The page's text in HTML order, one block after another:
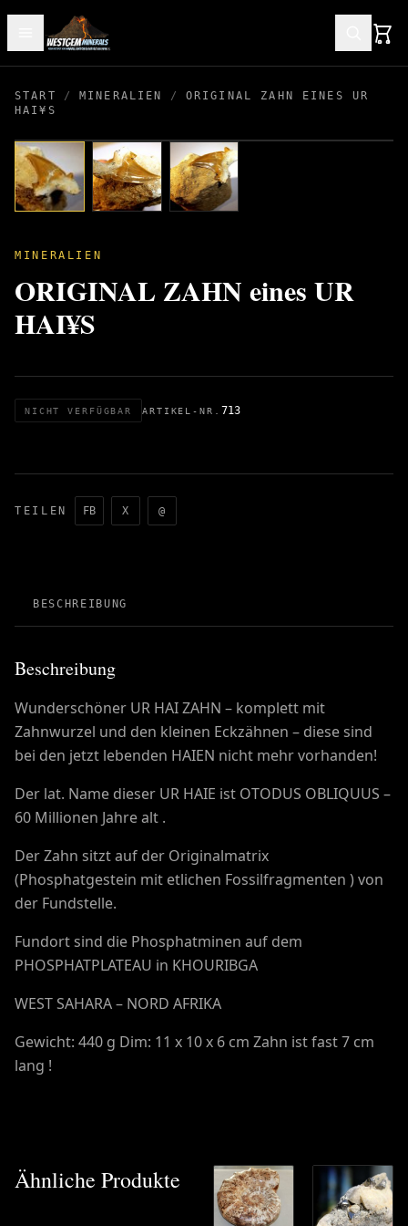
START / MINERALIEN /
ORIGINAL ZAHN EINES UR
HAI¥S
MINERALIEN
ORIGINAL ZAHN eines UR
HAI¥S
NICHT VERFÜGBAR ARTIKEL-NR. 713
TEILEN FB X @
BESCHREIBUNG
Beschreibung
Wunderschöner UR HAI ZAHN – komplett mit
Zahnwurzel und den kleinen Eckzähnen – diese sind
bei den jetzt lebenden HAIEN nicht mehr vorhanden!
Der lat. Name dieser UR HAIE ist OTODUS OBLIQUUS –
60 Millionen Jahre alt .
Der Zahn sitzt auf der Originalmatrix
(Phosphatgestein mit etlichen Fossilfragmenten ) von
der Fundstelle.
Fundort sind die Phosphatminen auf dem
PHOSPHATPLATEAU in KHOURIBGA
WEST SAHARA – NORD AFRIKA
Gewicht: 440 g Dim: 11 x 10 x 6 cm Zahn ist fast 7 cm
lang !
Ähnliche Produkte